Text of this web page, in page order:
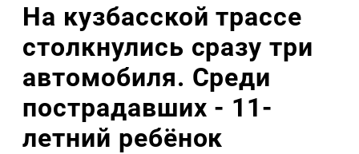
На кузбасской трассе
столкнулись сразу три
автомобиля. Среди
пострадавших - 11-
летний ребёнок